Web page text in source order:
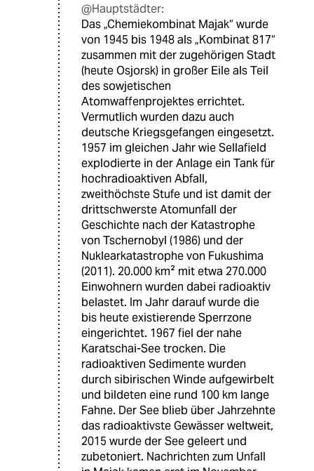
@Hauptstädter:
Das „Chemiekombinat Majak“ wurde
von 1945 bis 1948 als „Kombinat 817“
zusammen mit der zugehörigen Stadt
(heute Osjorsk) in großer Eile als Teil
des sowjetischen
Atomwaffenprojektes errichtet.
Vermutlich wurden dazu auch
deutsche Kriegsgefangen eingesetzt.
1957 im gleichen Jahr wie Sellafield
explodierte in der Anlage ein Tank für
hochradioaktiven Abfall,
zweithöchste Stufe und ist damit der
drittschwerste Atomunfall der
Geschichte nach der Katastrophe
von Tschernobyl (1986) und der
Nuklearkatastrophe von Fukushima
(2011). 20.000 km² mit etwa 270.000
Einwohnern wurden dabei radioaktiv
belastet. Im Jahr darauf wurde die
bis heute existierende Sperrzone
eingerichtet. 1967 fiel der nahe
Karatschai-See trocken. Die
radioaktiven Sedimente wurden
durch sibirischen Winde aufgewirbelt
und bildeten eine rund 100 km lange
Fahne. Der See blieb über Jahrzehnte
das radioaktivste Gewässer weltweit,
2015 wurde der See geleert und
zubetoniert. Nachrichten zum Unfall